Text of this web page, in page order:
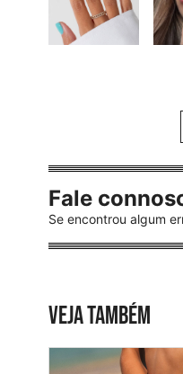
Fale
Se encontrou algum
VEJA TAMBÉM